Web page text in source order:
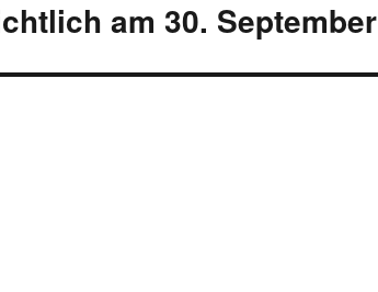
am 30. September